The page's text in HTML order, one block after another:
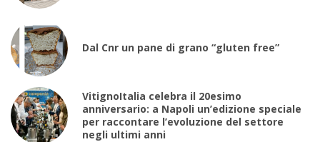
Dal Cnr un pane di grano “gluten free”
VitignoItalia celebra il 20esimo
anniversario: a Napoli un’edizione speciale
per raccontare l’evoluzione del settore
negli ultimi anni